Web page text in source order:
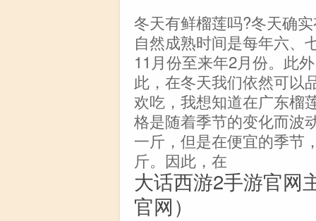
冬天有鲜榴莲吗?冬天确
自然成熟时间是每年六、
11月份至来年2月份。此
此，在冬天我们依然可以
欢吃，我想知道在广东榴
格是随着季节的变化而波
一斤，但是在便宜的季节
斤。因此，在
大话西游2手游官网
官网）